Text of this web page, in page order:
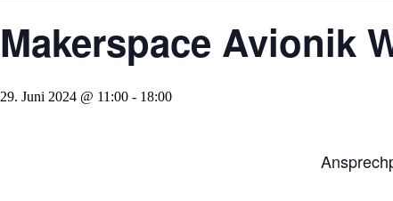
Makerspace Avionik
29. Juni 2024 @ 11:00 - 18:00